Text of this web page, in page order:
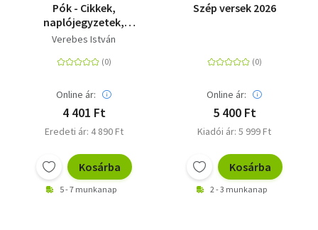
Pók - Cikkek,
naplójegyzetek,
szatírák, esszék, blog-
2010)
Verebes István
Online ár:
4 401 Ft
Eredeti ár: 4 890 Ft
Kosárba
5 - 7 munkanap
Szép versek 2026
Online ár:
5 400 Ft
Kiadói ár: 5 999 Ft
Kosárba
2 - 3 munkanap